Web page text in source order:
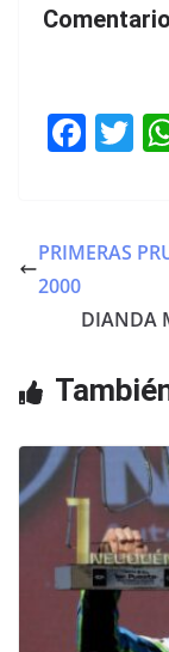
F
e
o
k
T
er
PRIMERAS
2000
DIANDA